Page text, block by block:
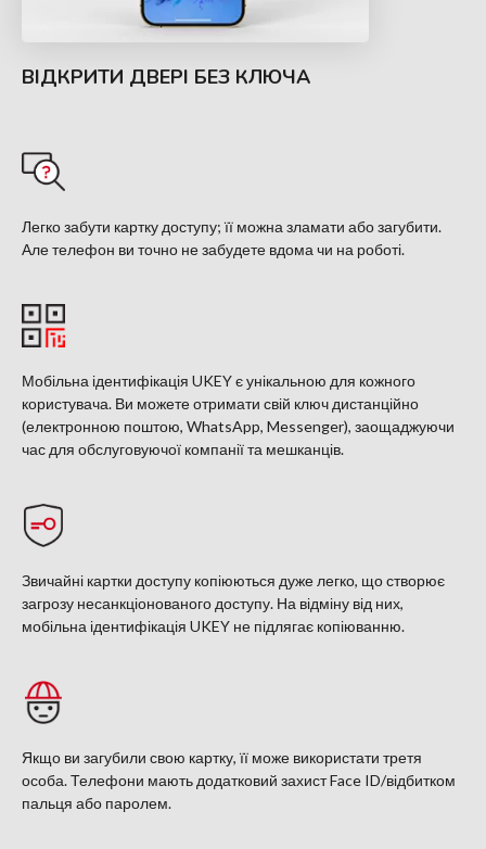
ВІДКРИТИ ДВЕРІ БЕЗ КЛЮЧА
Легко забути картку доступу; її можна зламати або загубити.
Але телефон ви точно не забудете вдома чи на роботі.
Мобільна ідентифікація UKEY є унікальною для кожного
користувача. Ви можете отримати свій ключ дистанційно
(електронною поштою, WhatsApp, Messenger), заощаджуючи
час для обслуговуючої компанії та мешканців.
Звичайні картки доступу копіюються дуже легко, що створює
загрозу несанкціонованого доступу. На відміну від них,
мобільна ідентифікація UKEY не підлягає копіюванню.
Якщо ви загубили свою картку, її може використати третя
особа. Телефони мають додатковий захист Face ID/відбитком
пальця або паролем.